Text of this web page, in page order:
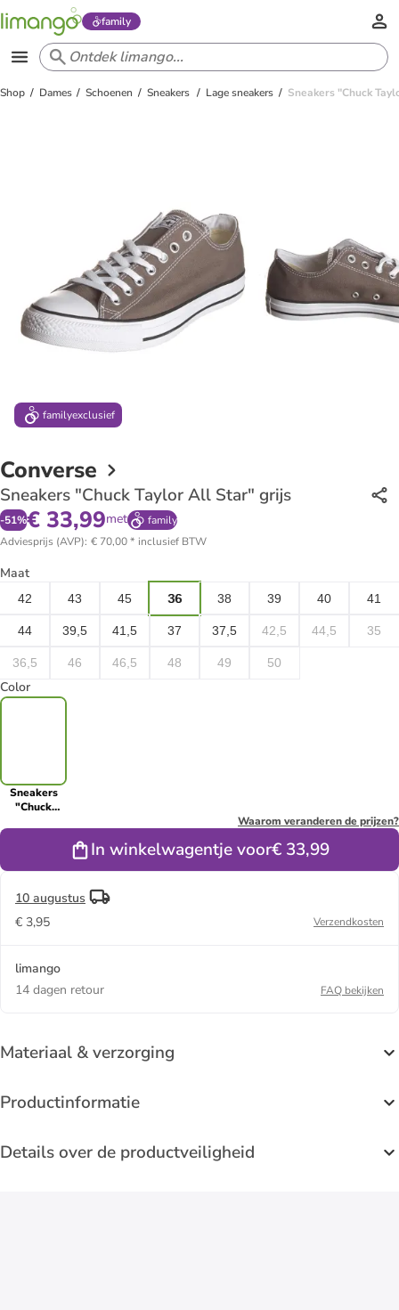
family
Shop Dames Schoenen Sneakers Lage sneakers Sneakers "Chuck
familyexclusief
Converse
Sneakers "Chuck Taylor All Star" grijs
-51%€ 33,99met
family
Adviesprijs (AVP): € 70,00* inclusief BTW
Maat
42 43 45 36 38 39 40 41
44 39,5 41,5 37 37,5 42,5 44,5 35
36,5 46 46,5 48 49 50
Color
Sneakers
"Chuck
Waarom veranderen de prijzen?
In winkelwagentje voor€ 33,99
10 augustus
€ 3,95
Verzendkosten
limango
14 dagen retour
FAQ bekijken
Materiaal & verzorging
Productinformatie
Details over de productveiligheid